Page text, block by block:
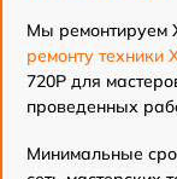
Мы ремонтируем
ремонту техники
720P для
проведенных
Минимальные